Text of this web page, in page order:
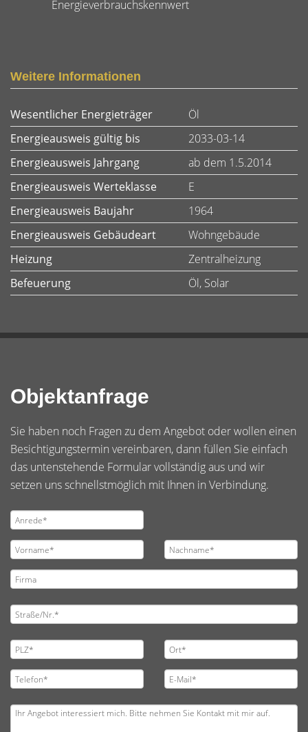
Energieverbrauchskennwert
Weitere Informationen
Wesentlicher Energieträger
Öl
Energieausweis gültig bis
2033-03-14
Energieausweis Jahrgang
ab dem 1.5.2014
Energieausweis Werteklasse
E
Energieausweis Baujahr
1964
Energieausweis Gebäudeart
Wohngebäude
Heizung
Zentralheizung
Befeuerung
Öl, Solar
Objektanfrage
Sie haben noch Fragen zu dem Angebot oder wollen einen
Besichtigungstermin vereinbaren, dann füllen Sie einfach
das untenstehende Formular vollständig aus und wir
setzen uns schnellstmöglich mit Ihnen in Verbindung.